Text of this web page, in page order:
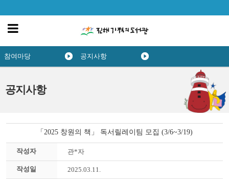
공지사항
참여마당 공지사항
「2025 창원의 책」 독서릴레이팀 모집 (3/6~3/19)
작성자 관*자
작성일 2025.03.11.